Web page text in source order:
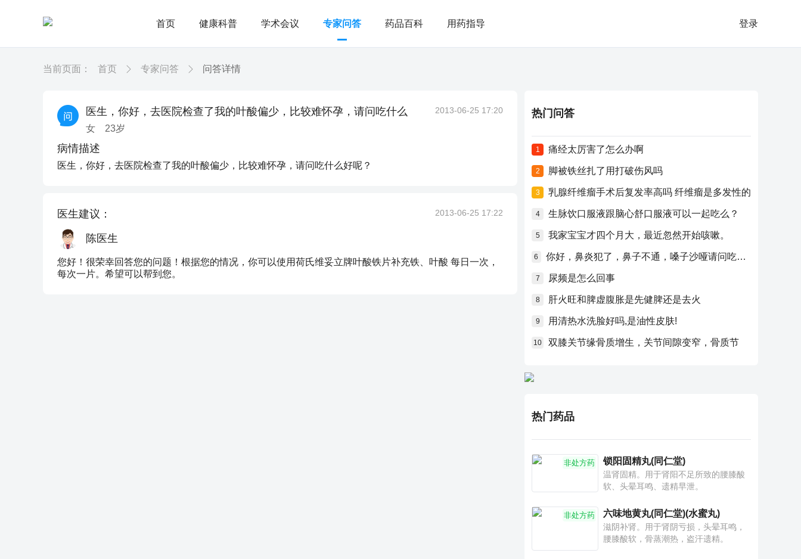
首页 健康科普 学术会议 专家问答 药品百科 用药指导 登录
当前页面： 首页 专家问答 问答详情
医生，你好，去医院检查了我的叶酸偏少，比较难怀孕，请问吃什么
女 23岁
2013-06-25 17:20
病情描述
医生，你好，去医院检查了我的叶酸偏少，比较难怀孕，请问吃什么好呢？
医生建议： 2013-06-25 17:22
陈医生
您好！很荣幸回答您的问题！根据您的情况，你可以使用荷氏维妥立牌叶酸铁片补充铁、叶酸 每日一次，
每次一片。希望可以帮到您。
热门问答
1 痛经太厉害了怎么办啊
2 脚被铁丝扎了用打破伤风吗
3 乳腺纤维瘤手术后复发率高吗 纤维瘤是多发性的
4 生脉饮口服液跟脑心舒口服液可以一起吃么？
5 我家宝宝才四个月大，最近忽然开始咳嗽。
6 你好，鼻炎犯了，鼻子不通，嗓子沙哑请问吃什么药比较好？
7 尿频是怎么回事
8 肝火旺和脾虚腹胀是先健脾还是去火
9 用清热水洗脸好吗,是油性皮肤!
10 双膝关节缘骨质增生，关节间隙变窄，骨质节
热门药品
非处方药 锁阳固精丸(同仁堂)
温肾固精。用于肾阳不足所致的腰膝酸
软、头晕耳鸣、遗精早泄。
非处方药 六味地黄丸(同仁堂)(水蜜丸)
滋阴补肾。用于肾阴亏损，头晕耳鸣，
腰膝酸软，骨蒸潮热，盗汗遗精。